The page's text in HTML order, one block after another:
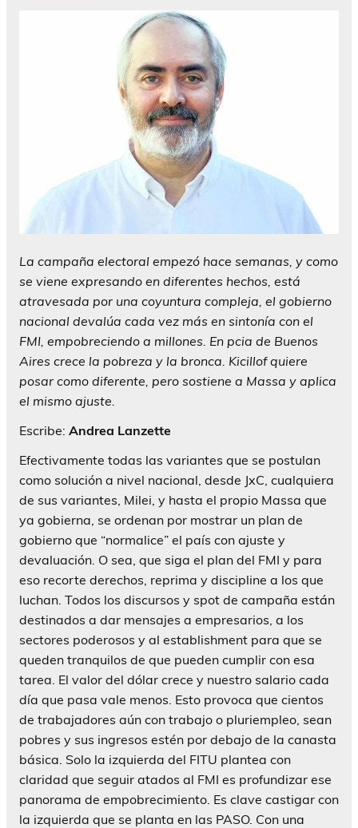
La campaña electoral empezó hace semanas, y como
se viene expresando en diferentes hechos, está
atravesada por una coyuntura compleja, el gobierno
nacional devalúa cada vez más en sintonía con el
FMI, empobreciendo a millones. En pcia de Buenos
Aires crece la pobreza y la bronca. Kicillof quiere
posar como diferente, pero sostiene a Massa y aplica
el mismo ajuste.
Escribe: Andrea Lanzette
Efectivamente todas las variantes que se postulan
como solución a nivel nacional, desde JxC, cualquiera
de sus variantes, Milei, y hasta el propio Massa que
ya gobierna, se ordenan por mostrar un plan de
gobierno que “normalice” el país con ajuste y
devaluación. O sea, que siga el plan del FMI y para
eso recorte derechos, reprima y discipline a los que
luchan. Todos los discursos y spot de campaña están
destinados a dar mensajes a empresarios, a los
sectores poderosos y al establishment para que se
queden tranquilos de que pueden cumplir con esa
tarea. El valor del dólar crece y nuestro salario cada
día que pasa vale menos. Esto provoca que cientos
de trabajadores aún con trabajo o pluriempleo, sean
pobres y sus ingresos estén por debajo de la canasta
básica. Solo la izquierda del FITU plantea con
claridad que seguir atados al FMI es profundizar ese
panorama de empobrecimiento. Es clave castigar con
la izquierda que se planta en las PASO. Con una